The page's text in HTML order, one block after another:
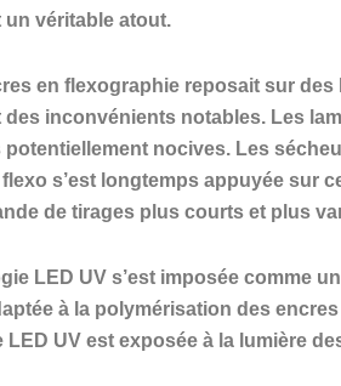
un véritable atout.
en flexographie reposait sur
inconvénients notables. Les
nocives. Les
s’est longtemps appuyée
de tirages plus courts et plus
LED UV s’est imposée comme
à la polymérisation des
UV est exposée à la lumière